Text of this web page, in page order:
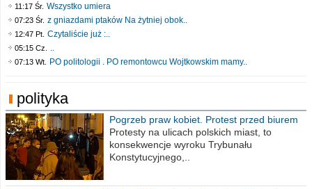
11:17 Śr. Wszystko umiera
07:23 Śr. z gniazdami ptaków Na żytniej obok..
12:47 Pt. Czytaliście już :..
05:15 Cz. ..
07:13 Wt. PO politologii . PO remontowcu Wojtkowskim mamy..
polityka
Pogrzeb praw kobiet. Protest przed biurem
poselskim PiS
Protesty na ulicach polskich miast, to
konsekwencje wyroku Trybunału
Konstytucyjnego,..